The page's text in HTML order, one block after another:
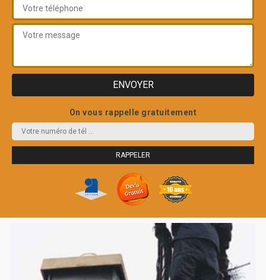
On vous rappelle gratuitement